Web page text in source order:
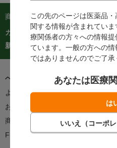
この先のページは医薬品
関する情報が含まれてい
療関係者の方々への情報
ています。一般の方への
ではありませんのでご了承
あなたは医療
商品を探す：
カテゴリーから探す
商品コー
新着商品
人気商品TOP40
ヘルプ＆ガイド
よくあるご質問・お問い合わせ
お客様の声をかたちに
商品のお届けについて
FEEDポイントについて